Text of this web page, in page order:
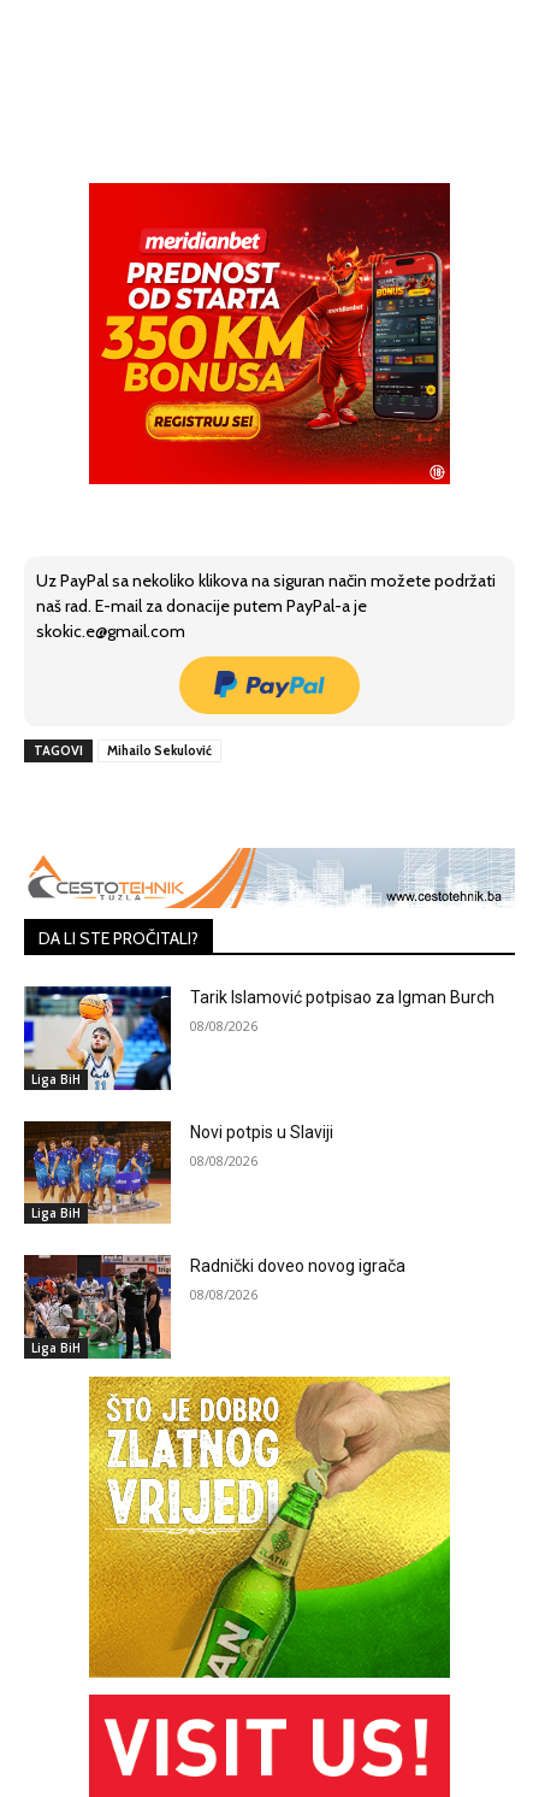
Uz PayPal sa nekoliko klikova na siguran način možete podržati
naš rad. E-mail za donacije putem PayPal-a je
skokic.e@gmail.com
TAGOVI Mihailo Sekulović
DA LI STE PROČITALI?
Liga BiH
Tarik Islamović potpisao za Igman Burch
08/08/2026
Liga BiH
Novi potpis u Slaviji
08/08/2026
Liga BiH
Radnički doveo novog igrača
08/08/2026